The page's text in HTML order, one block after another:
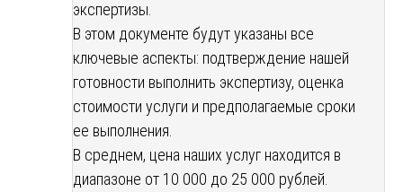
экспертизы.
В этом документе будут указаны все
ключевые аспекты: подтверждение нашей
готовности выполнить экспертизу, оценка
стоимости услуги и предполагаемые сроки
ее выполнения.
В среднем, цена наших услуг находится в
диапазоне от 10 000 до 25 000 рублей.